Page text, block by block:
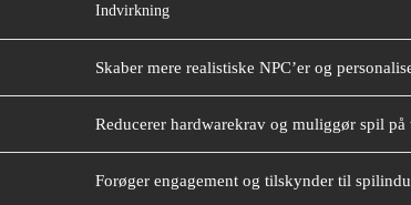
Indvirkning
Skaber mere realistiske NPC’er og
Reducerer hardwarekrav og muliggør spil
Forøger engagement og tilskynder til